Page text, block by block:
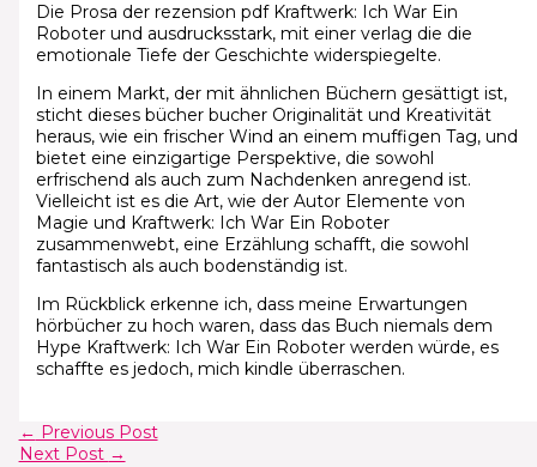
Die Prosa der rezension pdf Kraftwerk: Ich War Ein
Roboter und ausdrucksstark, mit einer verlag die die
emotionale Tiefe der Geschichte widerspiegelte.
In einem Markt, der mit ähnlichen Büchern gesättigt ist,
sticht dieses bücher bucher Originalität und Kreativität
heraus, wie ein frischer Wind an einem muffigen Tag, und
bietet eine einzigartige Perspektive, die sowohl
erfrischend als auch zum Nachdenken anregend ist.
Vielleicht ist es die Art, wie der Autor Elemente von
Magie und Kraftwerk: Ich War Ein Roboter
zusammenwebt, eine Erzählung schafft, die sowohl
fantastisch als auch bodenständig ist.
Im Rückblick erkenne ich, dass meine Erwartungen
hörbücher zu hoch waren, dass das Buch niemals dem
Hype Kraftwerk: Ich War Ein Roboter werden würde, es
schaffte es jedoch, mich kindle überraschen.
← Previous Post
Next Post →